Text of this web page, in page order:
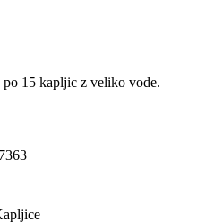
po 15 kapljic z veliko vode.